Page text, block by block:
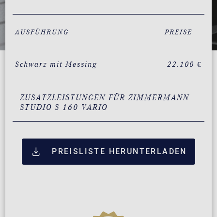
AUSFÜHRUNG PREISE
Schwarz mit Messing 22.100 €
ZUSATZLEISTUNGEN FÜR ZIMMERMANN
STUDIO S 160 VARIO
PREISLISTE HERUNTERLADEN